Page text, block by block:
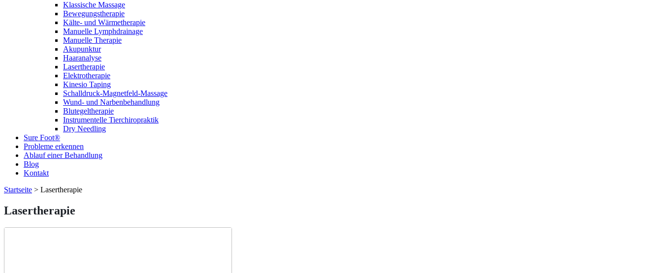
Klassische Massage
Bewegungstherapie
Kälte- und Wärmetherapie
Manuelle Lymphdrainage
Manuelle Therapie
Akupunktur
Haaranalyse
Lasertherapie
Elektrotherapie
Kinesio Taping
Schalldruck-Magnetfeld-Massage
Wund- und Narbenbehandlung
Blutegeltherapie
Instrumentelle Tierchiropraktik
Dry Needling
Sure Foot®
Probleme erkennen
Ablauf einer Behandlung
Blog
Kontakt
Startseite > Lasertherapie
Lasertherapie